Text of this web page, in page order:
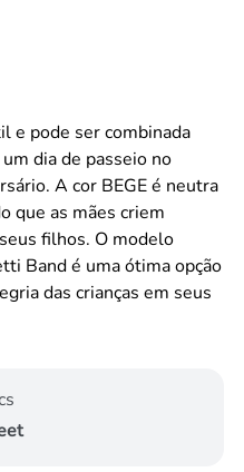
e pode ser combinada
dia de passeio no
A cor BEGE é neutra
que as mães criem
filhos. O modelo
Band é uma ótima opção
das crianças em seus